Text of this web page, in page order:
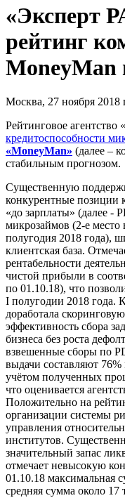
«Эксперт
рейтинг
MoneyMan
Москва, 27 ноября 2018
Рейтинговое
кредитоспособности
«MoneyMan» (далее –
стабильным прогнозом.
Существенную
конкурентные позиции
«до зарплаты» (далее -
микрозаймов (2-е
полугодия 2018 года),
клиентская база.
рентабельности
чистой прибыли в
по 01.10.18), что
I полугодии 2018 года.
доработала
эффективность сбора
бизнеса без роста
взвешенные сборы по
выдачи составляют 76%
учётом полученных
что оценивается
Положительно на
организации системы
управления
институтов.
значительный запас
отмечает невысокую
01.10.18 максимальная
средняя сумма около 17